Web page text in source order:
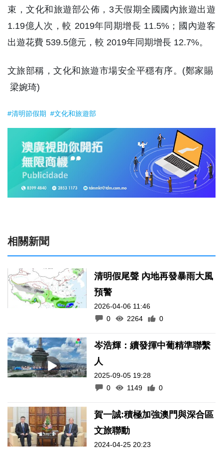
束，文化和旅遊部公佈，3天假期全國國內旅遊出遊
1.19億人次，較 2019年同期增長 11.5%；國內遊客
出遊花費 539.5億元，較 2019年同期增長 12.7%。
文旅部稱，文化和旅遊市場安全平穩有序。(鄭家賜
梁婉琦)
#清明節假期 #文化和旅遊部
相關新聞
清明假尾聲 內地再發暴雨大風
預警
2026-04-06 11:46
0
2264 0
岑浩輝：續發揮中葡精準聯繫
人
2025-09-05 19:28
0
1149 0
賀一誠:積極加強澳門與深合區
文旅聯動
2024-04-25 20:23